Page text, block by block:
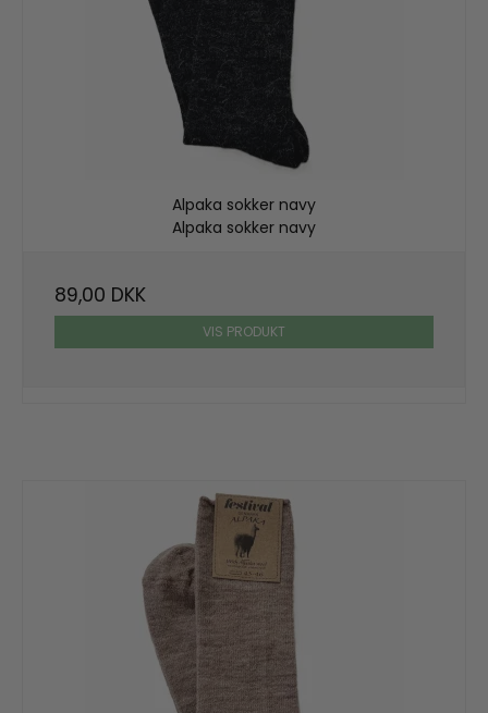
Alpaka sokker navy
Alpaka sokker navy
89,00 DKK
VIS PRODUKT